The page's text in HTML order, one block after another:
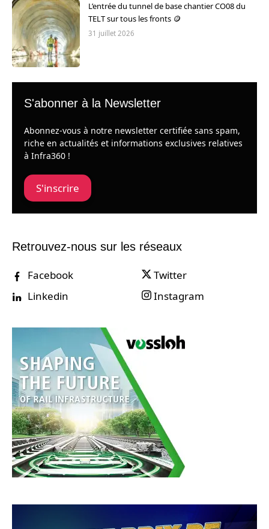
L’entrée du tunnel de base chantier CO08 du
TELT sur tous les fronts 🪙
31 juillet 2026
S'abonner à la Newsletter
Abonnez-vous à notre newsletter certifiée sans spam,
riche en actualités et informations exclusives relatives
à Infra360 !
S'inscrire
Retrouvez-nous sur les réseaux
Facebook
Twitter
Linkedin
Instagram